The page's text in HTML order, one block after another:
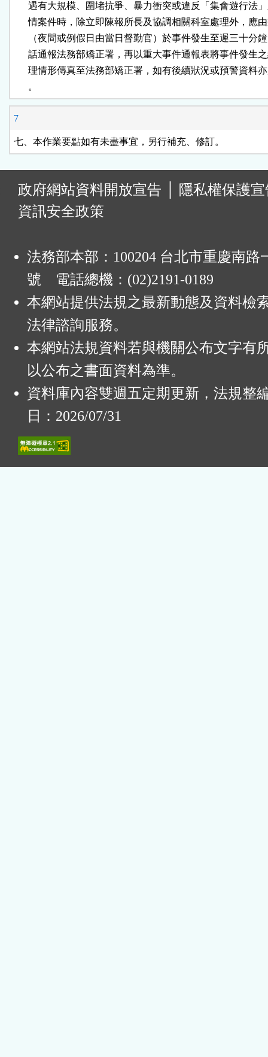
遇有大規模、圍堵抗爭、暴力衝突或違反「集會遊行法
情案件時，除立即陳報所長及協調相關科室處理外，應
（夜間或例假日由當日督勤官）於事件發生至遲三十分
話通報法務部矯正署，再以重大事件通報表將事件發生
理情形傳真至法務部矯正署，如有後續狀況或預警資料
      。
7
七、本作業要點如有未盡事宜，另行補充、修訂。
政府網站資料開放宣告
隱私權保護
資訊安全政策
法務部本部：100204 台北市重慶南路
號 電話總機：(02)2191-0189
本網站提供法規之最新動態及資料檢
法律諮詢服務。
本網站法規資料若與機關公布文字有
以公布之書面資料為準。
資料庫內容雙週五定期更新，法規整
日：2026/07/31